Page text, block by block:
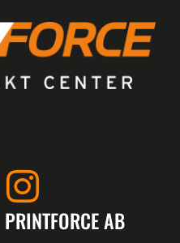
PRINTFORCE AB